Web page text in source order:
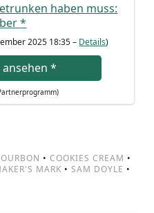
haben muss:
*
2025 18:35 – Details)
anse­hen*
• COOKIES CREAM •
MARK • SAM DOYLE •